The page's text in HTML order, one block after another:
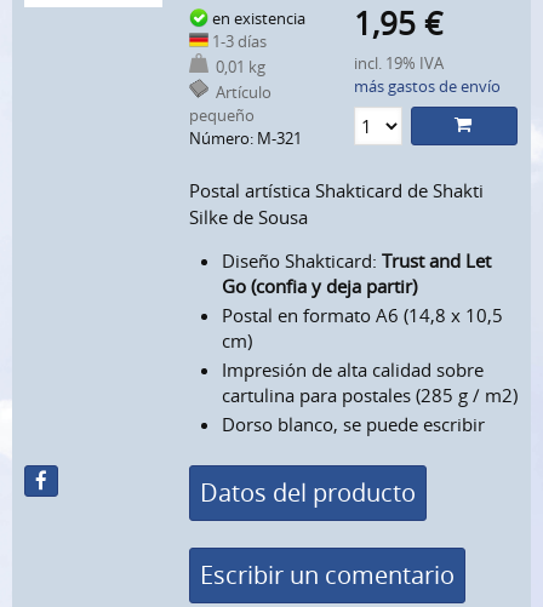
en existencia
1-3 días
0,01 kg
Artículo
pequeño
Número: M-321
1,95 €
incl. 19% IVA
más gastos de envío
Postal artística Shakticard de Shakti
Silke de Sousa
Diseño Shakticard:Trust and Let
Go (confia y deja partir)
Postal en formato A6 (14,8 x 10,5
cm)
Impresión de alta calidad sobre
cartulina para postales (285 g / m2)
Dorso blanco, se puede escribir
Datos del producto
Escribir un comentario